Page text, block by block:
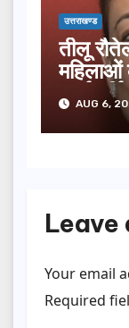
उत्तराखण्ड
तीलू
AUG 6,
Leave
Your email
Required